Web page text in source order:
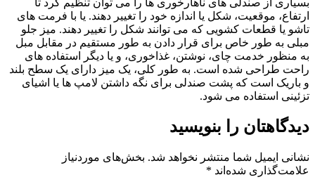
بسیاری از صندلی های ناهارخوری ها را می توان تنظیم کرد تا
ارتفاع، موقعیت، شکل یا اندازه خود را تغییر دهند. یا با فرمت های
تاشو یا قطعات کشویی که می توانند شکل را تغییر دهند. میز جلو
مبلی به طور خاص برای قرار دادن به طور مستقیم در مقابل مبل
به منظور خدمت چای، نوشتن، غذاخوری، و یا دیگر استفاده های
راحت طراحی شده است. به طور کلی، یک میز دارای یک سطح بلند
و باریک است که پشت صندلی برای نگه داشتن لامپ ها یا اشیای
تزئینی استفاده می شود.
دیدگاهتان را بنویسید
نشانی ایمیل شما منتشر نخواهد شد. بخش‌های موردنیاز
علامت‌گذاری شده‌اند *